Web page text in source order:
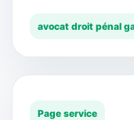
avocat droit pénal
Page service